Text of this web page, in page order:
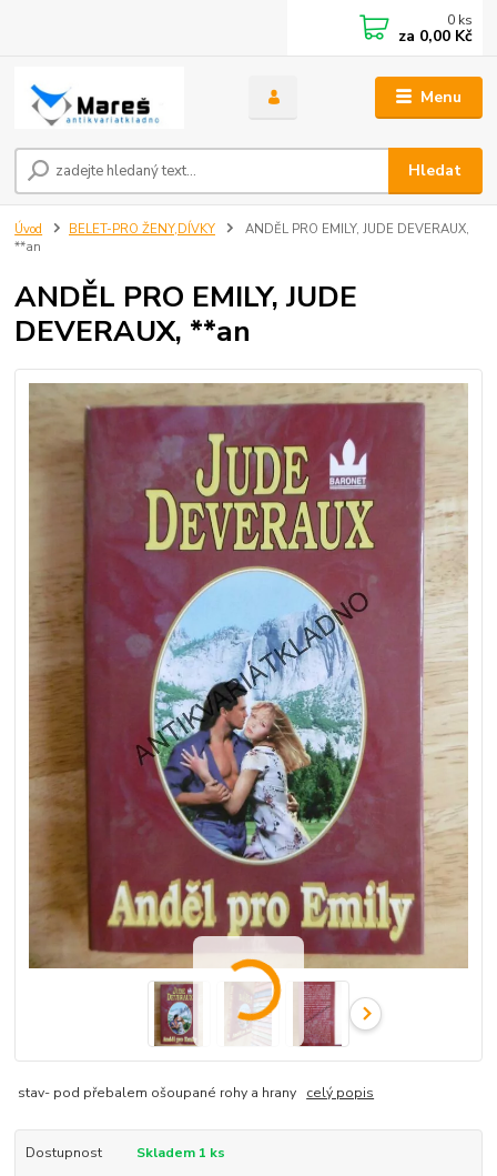
Menu
Hledat
0 ks
za 0,00 Kč
Úvod BELET-PRO ŽENY,DÍVKY
ANDĚL PRO EMILY, JUDE DEVERAUX,
**an
ANDĚL PRO EMILY, JUDE
DEVERAUX, **an
stav- pod přebalem ošoupané rohy a hrany celý popis
Dostupnost Skladem 1 ks